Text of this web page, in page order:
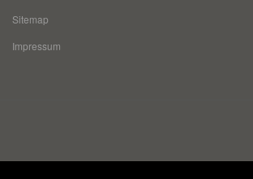
Sitemap
Impressum